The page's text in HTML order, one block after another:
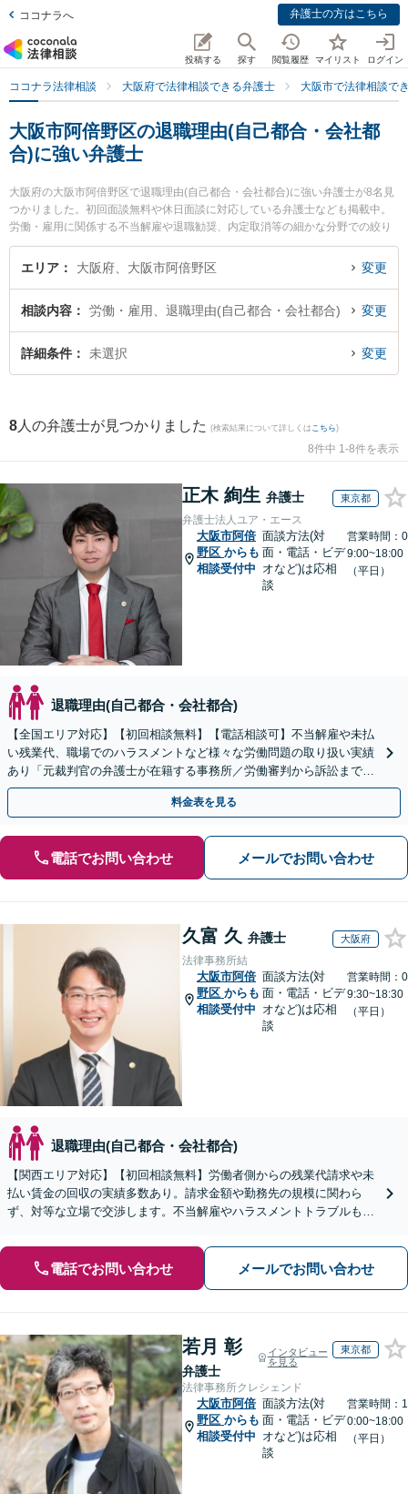
ココナラへ 弁護士の方はこちら
投稿する 探す 閲覧履歴 マイリスト ログイン
ココナラ法律相談 大阪府で法律相談できる弁護士 大阪市で法律相談で
大阪市阿倍野区の退職理由(自己都合・会社都
合)に強い弁護士
大阪府の大阪市阿倍野区で退職理由(自己都合・会社都合)に強い弁護士が8名見
つかりました。初回面談無料や休日面談に対応している弁護士なども掲載中。
労働・雇用に関係する不当解雇や退職勧奨、内定取消等の細かな分野での絞り
込み検索もでき便利です。特に阿倍野なみはや法律事務所の髙橋 優弁護士や天
王寺総合法律事務所の大前 貴子弁護士、天王寺総合法律事務所の山本 達也弁護
すぐに弁護士に相談したい』『退職理由(自己都合・会社都合)のトラブル解決の
実績豊富な近くの弁護士を検索したい』『初回相談無料で退職理由(自己都合・
会社都合)を法律相談できる大阪市阿倍野区内の弁護士に相談予約したい』など
エリア 大阪府、大阪市阿倍野区 変更
相談内容 労働・雇用、退職理由(自己都合・会社都合) 変更
詳細条件 未選択 変更
8 人の弁護士が見つかりました (検索結果について詳しくは こちら)
8件中 1-8件を表示
正木 絢生 弁護士 東京都
弁護士法人ユア・エース
大阪市阿倍
野区 からも
相談受付中
面談方法(対
面・電話・ビデ
オなど)は応相
談
営業時間：0
9:00~18:00
（平日）
退職理由(自己都合・会社都合)
【全国エリア対応】【初回相談無料】【電話相談可】不当解雇や未払
い残業代、職場でのハラスメントなど様々な労働問題の取り扱い実績
あり「元裁判官の弁護士が在籍する事務所／労働審判から訴訟まで、
裁判官経験を活かした最適な戦略を立案」
料金表を見る
電話でお問い合わせ メールでお問い合わせ
久富 久 弁護士 大阪府
法律事務所結
大阪市阿倍
野区 からも
相談受付中
面談方法(対
面・電話・ビデ
オなど)は応相
談
営業時間：0
9:30~18:30
（平日）
退職理由(自己都合・会社都合)
【関西エリア対応】【初回相談無料】労働者側からの残業代請求や未
払い賃金の回収の実績多数あり。請求金額や勤務先の規模に関わら
ず、対等な立場で交渉します。不当解雇やハラスメントトラブルもご
電話でお問い合わせ メールでお問い合わせ
若月 彰
弁護士
インタビュー
を見る
東京都
法律事務所クレシェンド
大阪市阿倍
野区 からも
相談受付中
面談方法(対
面・電話・ビデ
オなど)は応相
談
営業時間：1
0:00~18:00
（平日）